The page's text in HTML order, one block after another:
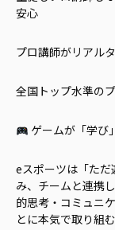
安心
プロ講師がリアル
全国トップ水準の
ゲームが「学び
eスポーツは「た
み、チームと連携
的思考・コミュニ
とに本気で取り組